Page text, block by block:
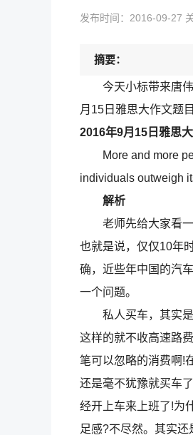
发布时间：2016-09-27
摘要：
今天小标带来唐伟
月15日雅思大作文题
2016年9月15日雅思
More and more
individuals outweigh
解析
老师先给大家看一
也就是说，仅仅10年
确，近些年中国的汽
一个问题。
私人买车，其实是
这样的就不收高速路
笔可以忽略的消费啊!
还是毫不犹豫就买车
经开上车来上班了!为
足感?不尽然。其实